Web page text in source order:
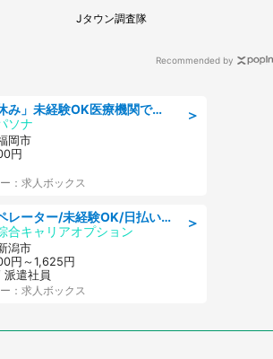
販売【8／3～10／16】
Jタウン調査隊
Recommended by
＞
「土日祝休み」未経験OK医療機関での治験コーディネーターのお仕事
ソナ
岡市
円
：求人ボックス
＞
マシンオペレーター/未経験OK/日払いOK/寮完備/交替制/20・30・40代活躍中
合キャリアオプション
潟市
円～1,625円
遣社員
：求人ボックス